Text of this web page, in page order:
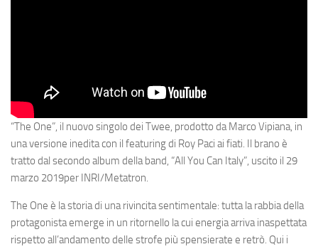
“The One”, il nuovo singolo dei Twee, prodotto da Marco Vipiana, in
una versione inedita con il featuring di Roy Paci ai fiati. Il brano è
tratto dal secondo album della band, “All You Can Italy”, uscito il 29
marzo 2019per INRI/Metatron.
The One è la storia di una rivincita sentimentale: tutta la rabbia della
protagonista emerge in un ritornello la cui energia arriva inaspettata
rispetto all’andamento delle strofe più spensierate e retrò. Qui i